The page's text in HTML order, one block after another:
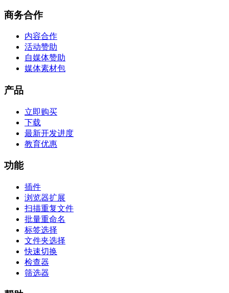
商务合作
内容合作
活动赞助
自媒体赞助
媒体素材包
产品
立即购买
下载
最新开发进度
教育优惠
功能
插件
浏览器扩展
扫描重复文件
批量重命名
标签选择
文件夹选择
快速切换
检查器
筛选器